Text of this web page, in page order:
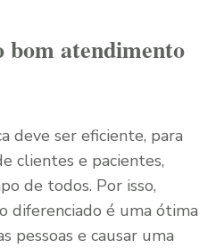
atendimento
deve ser eficiente, para
clientes e pacientes,
de todos. Por isso,
diferenciado é uma ótima
pessoas e causar uma